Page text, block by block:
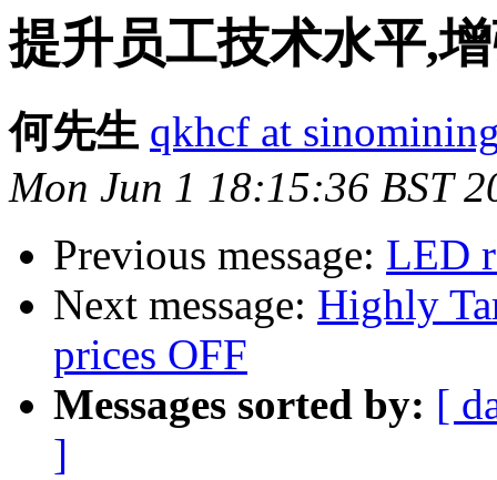
提升员工技术水平,
何先生 qkhcf at
Mon Jun 1 18:15:36 BST
Previous message: LED
Next message: Highly
prices OFF
Messages sorted by: [
]